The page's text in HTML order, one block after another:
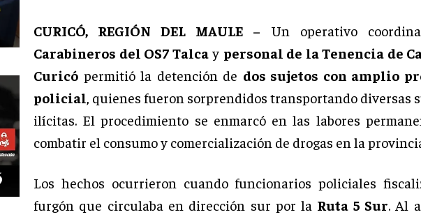
CURICÓ, REGIÓN DEL MAULE – Un operativo
Carabineros del OS7 Talca y personal de la Tenencia de
Curicó permitió la detención de dos sujetos con amplio
policial , quienes fueron sorprendidos transportando diversas
ilícitas. El procedimiento se enmarcó en las labores
combatir el consumo y comercialización de drogas en la
Los hechos ocurrieron cuando funcionarios policiales
furgón que circulaba en dirección sur por la Ruta 5 Sur. Al